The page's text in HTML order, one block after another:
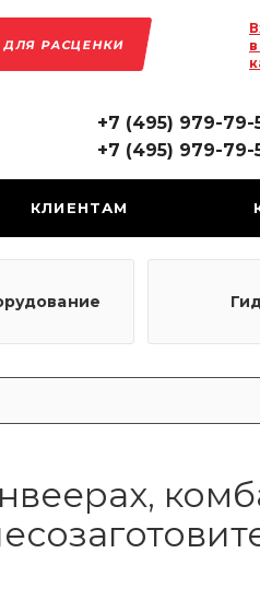
ДЛЯ РАСЦЕНКИ
+7 (495) 979-79-
+7 (495) 979-79-
КЛИЕНТАМ